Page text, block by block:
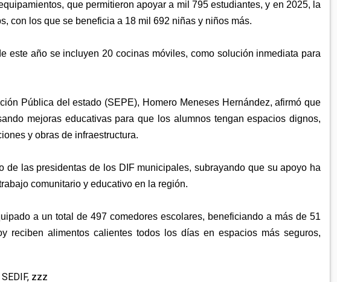
que permitieron apoyar a mil 795 estudiantes, y en 2025, la
con los que se beneficia a 18 mil 692 niñas y niños más.
este año se incluyen 20 cocinas móviles, como solución inmediata para
Pública del estado (SEPE), Homero Meneses Hernández, afirmó que
mejoras educativas para que los alumnos tengan espacios dignos,
y obras de infraestructura.
de las presidentas de los DIF municipales, subrayando que su apoyo ha
comunitario y educativo en la región.
a un total de 497 comedores escolares, beneficiando a más de 51
reciben alimentos calientes todos los días en espacios más seguros,
SEDIF, zzz